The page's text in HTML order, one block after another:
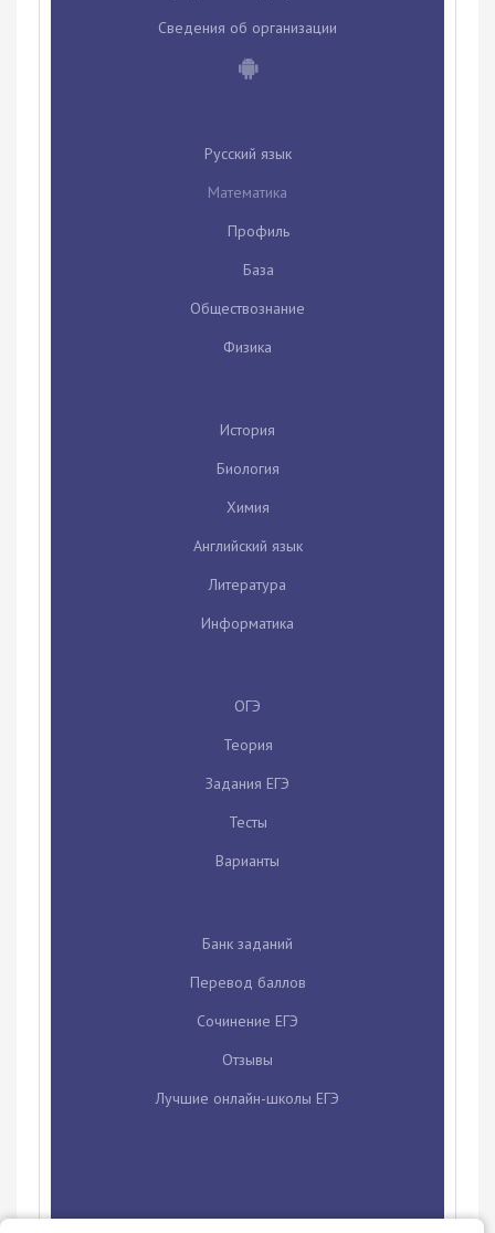
Сведения об организации
Русский язык
Математика
Профиль
База
Обществознание
Физика
История
Биология
Химия
Английский язык
Литература
Информатика
ОГЭ
Теория
Задания ЕГЭ
Тесты
Варианты
Банк заданий
Перевод баллов
Сочинение ЕГЭ
Отзывы
Лучшие онлайн-школы ЕГЭ